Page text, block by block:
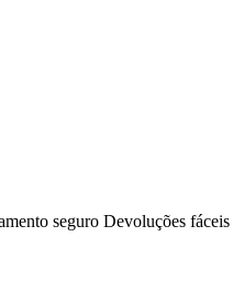
seguro Devoluções fáceis